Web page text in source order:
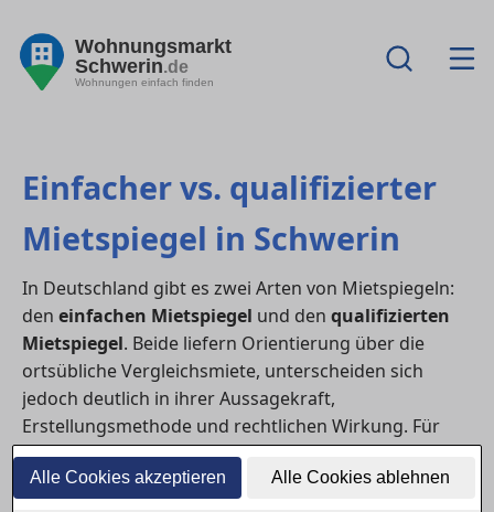
Alle Cookies akzeptieren Alle Cookies ablehnen
Wohnungsmarkt
Schwerin.de
Wohnungen einfach finden
Einfacher vs. qualifizierter
Mietspiegel in Schwerin
In Deutschland gibt es zwei Arten von Mietspiegeln:
den einfachen Mietspiegel und den qualifizierten
Mietspiegel. Beide liefern Orientierung über die
ortsübliche Vergleichsmiete, unterscheiden sich
jedoch deutlich in ihrer Aussagekraft,
Erstellungsmethode und rechtlichen Wirkung. Für
Mieter:innen und Vermieter:innen in in Schwerin ist
es wichtig, diese Unterschiede zu kennen.